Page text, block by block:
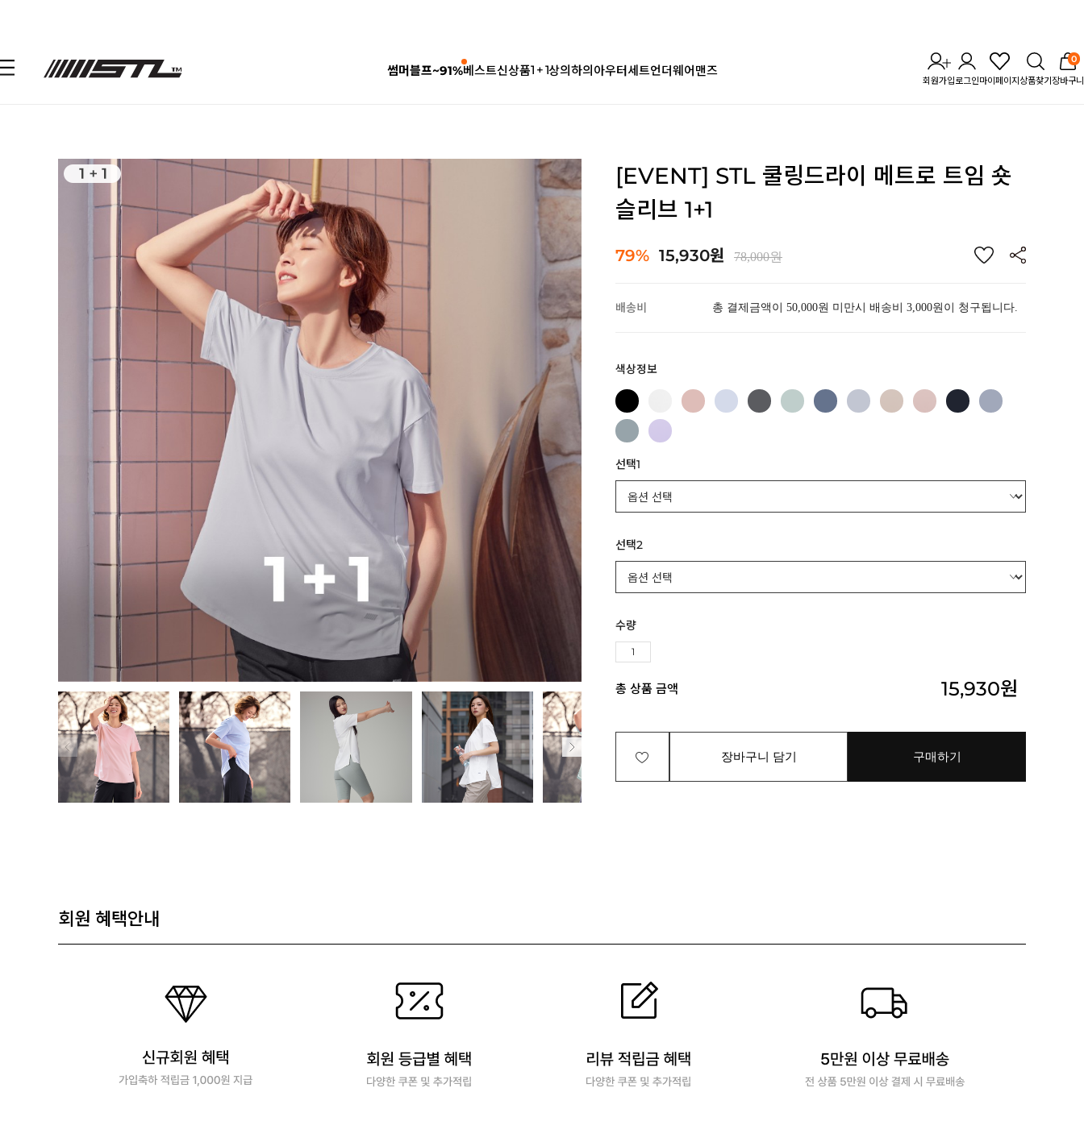
썸머블프~91%베스트신상품1 + 1상의하의아우터세트언더웨어맨즈
회원가입로그인마이페이지 상품찾기
0
장바구니
[EVENT] STL 쿨링드라이 메트로 트임 숏
슬리브 1+1
79% 15,930원 78,000원
배송비 총 결제금액이 50,000원 미만시 배송비 3,000원이 청구됩니다.
색상정보
선택1
선택2
수량
총 상품 금액 15,930원
장바구니 담기 구매하기
회원 혜택안내